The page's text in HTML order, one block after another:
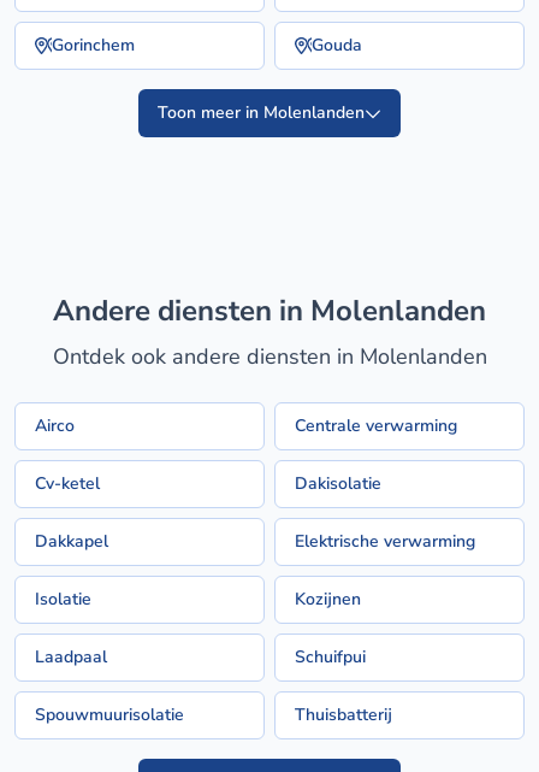
Gorinchem Gouda
Toon meer in Molenlanden
Andere diensten in Molenlanden
Ontdek ook andere diensten in Molenlanden
Airco Centrale verwarming
Cv-ketel Dakisolatie
Dakkapel Elektrische verwarming
Isolatie Kozijnen
Laadpaal Schuifpui
Spouwmuurisolatie Thuisbatterij